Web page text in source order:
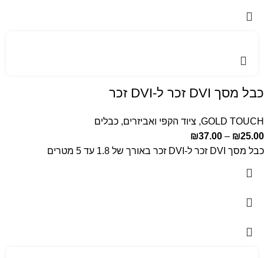
כבל מסך DVI זכר ל-DVI זכר
GOLD TOUCH
, ציוד הקפי ואביזרים, כבלים
₪25.00
–
₪37.00
כבל מסך DVI זכר ל-DVI זכר באורך של 1.8 עד 5 מטרים